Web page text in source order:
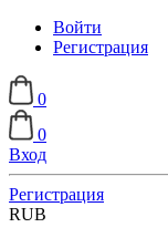
Войти
Регистрация
0
0
Вход
Регистрация
RUB